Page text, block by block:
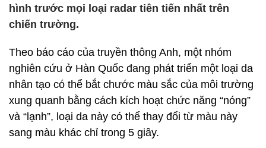
hình trước mọi loại radar tiên tiến nhất trên
chiến trường.
Theo báo cáo của truyền thông Anh, một nhóm
nghiên cứu ở Hàn Quốc đang phát triển một loại da
nhân tạo có thể bắt chước màu sắc của môi trường
xung quanh bằng cách kích hoạt chức năng “nóng”
và “lạnh”, loại da này có thể thay đổi từ màu này
sang màu khác chỉ trong 5 giây.